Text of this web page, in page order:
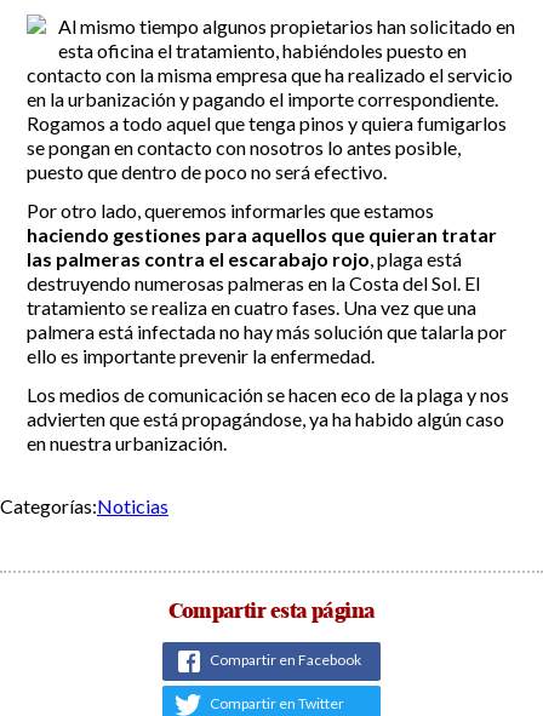
Actas e Informes Anuales
Sitio de Calahonda en cifras
Contactar
Utilidades para Residentes y Visitantes
Plano de Calahonda
Transporte
El reciclado de nuestros residuos
Información sobre podas
Noticias
Teléfonos de interés
Incidencias
Incidencias
App Gecor
Contactar
OCIO Y CURIOSIDADES DE SITIO DE CALAHONDA
Historia de Sitio de Calahonda
Instalaciones y ocio
Centros Comerciales
La Iglesia de San Miguel
Parque Europa
Senda litoral Mijas
Ruta de árboles singulares
Parque Canino
Calahonda de noche
Centros comerciales
Parques de Sitio de Calahonda
Revistas
Al mismo tiempo algunos propietarios han solicitado en
esta oficina el tratamiento, habiéndoles puesto en
contacto con la misma empresa que ha realizado el servicio
en la urbanización y pagando el importe correspondiente.
Rogamos a todo aquel que tenga pinos y quiera fumigarlos
se pongan en contacto con nosotros lo antes posible,
puesto que dentro de poco no será efectivo.
Por otro lado, queremos informarles que estamos
haciendo gestiones para aquellos que quieran tratar
las palmeras contra el escarabajo rojo , plaga está
destruyendo numerosas palmeras en la Costa del Sol. El
tratamiento se realiza en cuatro fases. Una vez que una
palmera está infectada no hay más solución que talarla por
ello es importante prevenir la enfermedad.
Los medios de comunicación se hacen eco de la plaga y nos
advierten que está propagándose, ya ha habido algún caso
en nuestra urbanización.
Categorías:Noticias
Compartir esta página
Compartir en Facebook
Compartir en Twitter